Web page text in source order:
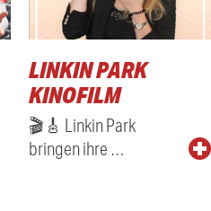
LINKIN PARK
KINOFILM
🎬🎸 Linkin Park
bringen ihre …